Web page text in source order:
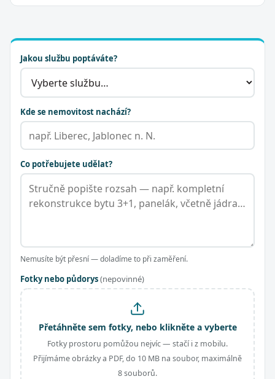
Jakou službu poptáváte?
Kde se nemovitost nachází?
Co potřebujete udělat?
Nemusíte být přesní — doladíme to při zaměření.
Fotky nebo půdorys(nepovinné)
Přetáhněte sem fotky, nebo klikněte a vyberte
Fotky prostoru pomůžou nejvíc — stačí i z mobilu.
Přijímáme obrázky a PDF, do 10 MB na soubor, maximálně
8 souborů.